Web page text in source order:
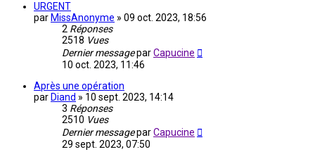
URGENT
par MissAnonyme » 09 oct. 2023, 18:56
2 Réponses
2518 Vues
Dernier messageparCapucine
10 oct. 2023, 11:46
Après une opération
par Diand » 10 sept. 2023, 14:14
3 Réponses
2510 Vues
Dernier messageparCapucine
29 sept. 2023, 07:50